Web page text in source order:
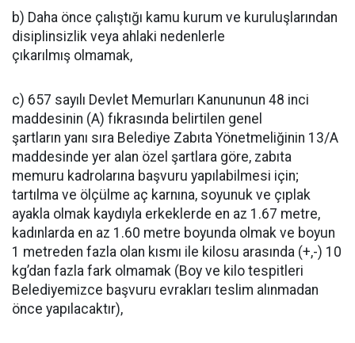
b) Daha önce çalıştığı kamu kurum ve kuruluşlarından
disiplinsizlik veya ahlaki nedenlerle
çıkarılmış olmamak,
c) 657 sayılı Devlet Memurları Kanununun 48 inci
maddesinin (A) fıkrasında belirtilen genel
şartların yanı sıra Belediye Zabıta Yönetmeliğinin 13/A
maddesinde yer alan özel şartlara göre, zabıta
memuru kadrolarına başvuru yapılabilmesi için;
tartılma ve ölçülme aç karnına, soyunuk ve çıplak
ayakla olmak kaydıyla erkeklerde en az 1.67 metre,
kadınlarda en az 1.60 metre boyunda olmak ve boyun
1 metreden fazla olan kısmı ile kilosu arasında (+,-) 10
kg’dan fazla fark olmamak (Boy ve kilo tespitleri
Belediyemizce başvuru evrakları teslim alınmadan
önce yapılacaktır),